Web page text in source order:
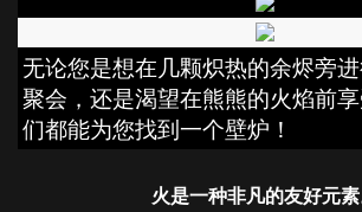
无论您是想在几颗炽热的余烬旁
聚会，还是渴望在熊熊的火焰前
们都能为您找到一个壁炉！
火是一种非凡的友好元素